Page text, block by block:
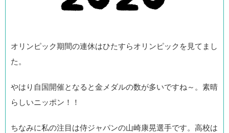
オリンピック期間の連休はひたすらオリンピックを見てまし
た。
やはり自国開催となると金メダルの数が多いですね～。素晴
らしいニッポン！！
ちなみに私の注目は侍ジャパンの山崎康晃選手です。高校は